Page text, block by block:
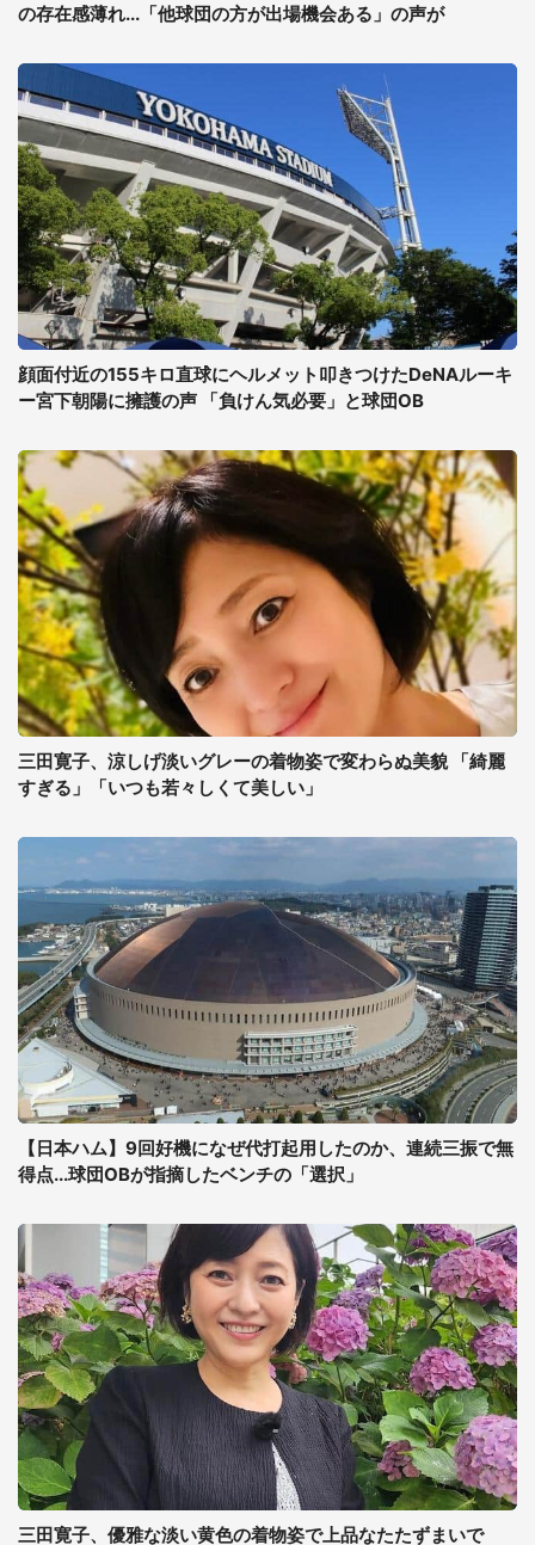
の存在感薄れ...「他球団の方が出場機会ある」の声が
顔面付近の155キロ直球にヘルメット叩きつけたDeNAルーキ
ー宮下朝陽に擁護の声 「負けん気必要」と球団OB
三田寛子、涼しげ淡いグレーの着物姿で変わらぬ美貌 「綺麗
すぎる」「いつも若々しくて美しい」
【日本ハム】9回好機になぜ代打起用したのか、連続三振で無
得点...球団OBが指摘したベンチの「選択」
三田寛子、優雅な淡い黄色の着物姿で上品なたたずまいで